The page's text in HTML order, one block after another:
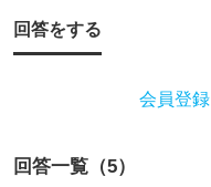
私
く
回答をする
会員登録
回答一覧（5）